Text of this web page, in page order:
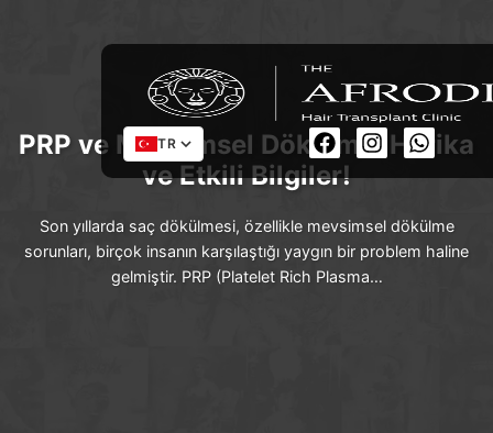
TR
PRP ve Mevsimsel Dökülme: Harika
ve Etkili Bilgiler!
Son yıllarda saç dökülmesi, özellikle mevsimsel dökülme
sorunları, birçok insanın karşılaştığı yaygın bir problem haline
gelmiştir. PRP (Platelet Rich Plasma…